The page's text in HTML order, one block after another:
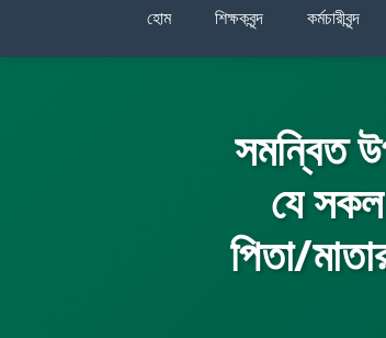
হোম শিক্ষকবৃন্দ কর্মচারীবৃন্দ
সমন্বিত
যে সকল
পিতা/